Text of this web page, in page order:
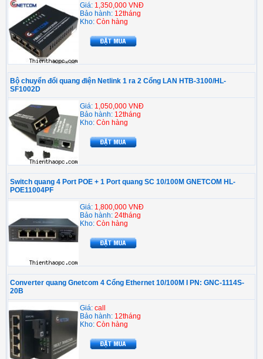
Giá: 1,350,000 VNĐ
Bảo hành: 12tháng
Kho: Còn hàng
Bộ chuyển đổi quang điện Netlink 1 ra 2 Cổng LAN HTB-3100/HL-
SF1002D
Giá: 1,050,000 VNĐ
Bảo hành: 12tháng
Kho: Còn hàng
Switch quang 4 Port POE + 1 Port quang SC 10/100M GNETCOM HL-
POE11004PF
Giá: 1,800,000 VNĐ
Bảo hành: 24tháng
Kho: Còn hàng
Converter quang Gnetcom 4 Cổng Ethernet 10/100M I PN: GNC-1114S-
20B
Giá: call
Bảo hành: 12tháng
Kho: Còn hàng